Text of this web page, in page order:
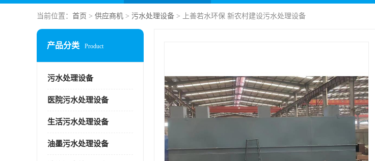
当前位置： 首页 > 供应商机 > 污水处理设备 > 上善若水环保 新农村建设污水处理设备
产品分类 Product
污水处理设备
医院污水处理设备
生活污水处理设备
油墨污水处理设备